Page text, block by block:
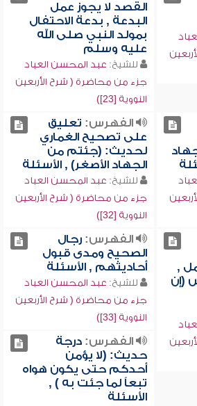
القصد لا يجوز عمل
البدعة , بدعة الاحتفال
بمولد النبي صلى الله
عليه وسلم
للشيخ: عبد المحسن العباد
جزء من محاضرة ( شرح الأربعين
النووية [23])
الفهرس: تعليق
على تصحيح الغماري
لحديث: (جئتم من
الجهاد الأصغر) , الأسئلة
للشيخ: عبد المحسن العباد
جزء من محاضرة ( شرح الأربعين
النووية [32])
,
(إن
الفهرس:رجال
الصحيح ومدى قبول
أحاديثهم , الأسئلة
للشيخ: عبد المحسن العباد
جزء من محاضرة ( شرح الأربعين
النووية [33])
الفهرس:درجة
حديث: (لا يؤمن
أحدكم حتى يكون هواه
تبعاً لما جئت به ) ,
الأسئلة